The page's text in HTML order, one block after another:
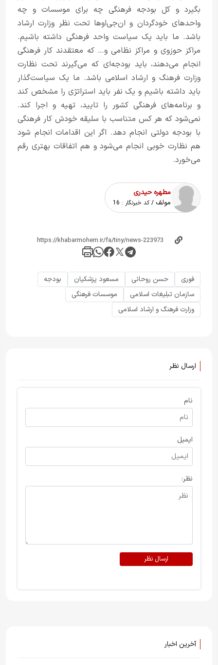
بگیرد و کل بودجه فرهنگی چه برای موسسات و چه
واحدهای خودگردان و ان‌جی‌اوها تحت نظر وزارت ارشاد
باشد. ما باید یک سیاست واحد فرهنگی داشته باشیم.
مراکز حوزوی و مراکز نظامی و… که معتقدند کار فرهنگی
انجام می‌دهند، باید بودجه‌ای که می‌گیرند تحت نظارت
وزارت فرهنگ و ارشاد اسلامی باشد. ما یک سیاست‌گذار
باید داشته باشیم و یک نفر باید استراتژی را مشخص کند
و برنامه‌های فرهنگی کشور را تایید، تهیه و اجرا کند.
نمی‌شود که هر کس متناسب با سلیقه خودش کار فرهنگی
با بودجه دولتی انجام دهد. اگر این اقدامات انجام شود
هم نظارت خوبی انجام می‌شود و هم اتفاقات بهتری رقم
می‌خورد.
مطهره حیدری
مولف / کد خبرنگار : 16
فوری حسن روحانی مسعود پزشکیان
بودجه
سازمان تبلیغات اسلامی
موسسات فرهنگی
وزارت فرهنگ و ارشاد اسلامی
ارسال نظر
نام
ایمیل
نظر:
ارسال نظر
آخرین اخبار